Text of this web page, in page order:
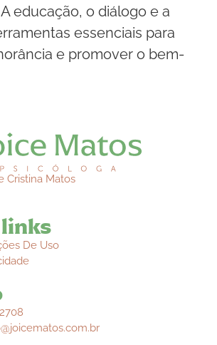
educação, o diálogo e a
essenciais para
e promover o bem-
Cristina Matos
De Uso